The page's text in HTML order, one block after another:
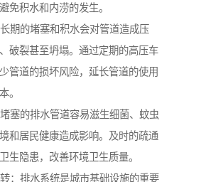
免积水和内涝的发生。
期的堵塞和积水会对管道造成压
破裂甚至坍塌。通过定期的高压车
管道的损坏风险，延长管道的使用
。
塞的排水管道容易滋生细菌、蚊虫
和居民健康造成影响。及时的疏通
生隐患，改善环境卫生质量。
：排水系统是城市基础设施的重要